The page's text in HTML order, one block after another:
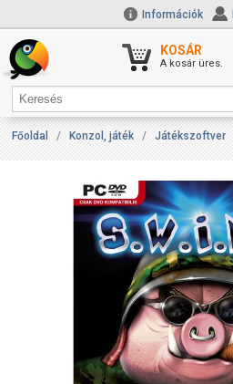
Információk
KOSÁR
A kosár üres.
Főoldal / Konzol, játék / Játékszoftver